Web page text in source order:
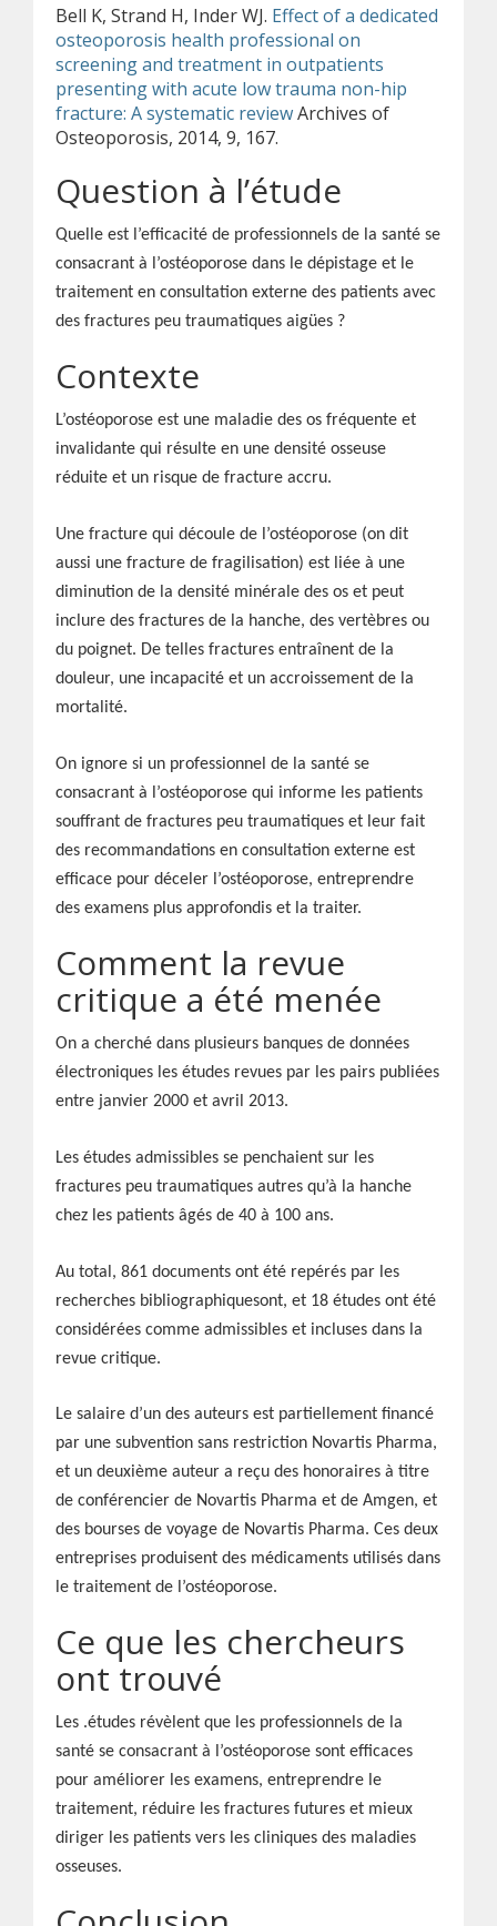
Bell K, Strand H, Inder WJ. Effect of a dedicated
osteoporosis health professional on
screening and treatment in outpatients
presenting with acute low trauma non-hip
fracture: A systematic reviewArchives of
Osteoporosis, 2014, 9, 167.
Question à l’étude
Quelle est l’efficacité de professionnels de la santé se
consacrant à l’ostéoporose dans le dépistage et le
traitement en consultation externe des patients avec
des fractures peu traumatiques aigües ?
Contexte
L’ostéoporose est une maladie des os fréquente et
invalidante qui résulte en une densité osseuse
réduite et un risque de fracture accru.
Une fracture qui découle de l’ostéoporose (on dit
aussi une fracture de fragilisation) est liée à une
diminution de la densité minérale des os et peut
inclure des fractures de la hanche, des vertèbres ou
du poignet. De telles fractures entraînent de la
douleur, une incapacité et un accroissement de la
mortalité.
On ignore si un professionnel de la santé se
consacrant à l’ostéoporose qui informe les patients
souffrant de fractures peu traumatiques et leur fait
des recommandations en consultation externe est
efficace pour déceler l’ostéoporose, entreprendre
des examens plus approfondis et la traiter.
Comment la revue
critique a été menée
On a cherché dans plusieurs banques de données
électroniques les études revues par les pairs publiées
entre janvier 2000 et avril 2013.
Les études admissibles se penchaient sur les
fractures peu traumatiques autres qu’à la hanche
chez les patients âgés de 40 à 100 ans.
Au total, 861 documents ont été repérés par les
recherches bibliographiquesont, et 18 études ont été
considérées comme admissibles et incluses dans la
revue critique.
Le salaire d’un des auteurs est partiellement financé
par une subvention sans restriction Novartis Pharma,
et un deuxième auteur a reçu des honoraires à titre
de conférencier de Novartis Pharma et de Amgen, et
des bourses de voyage de Novartis Pharma. Ces deux
entreprises produisent des médicaments utilisés dans
le traitement de l’ostéoporose.
Ce que les chercheurs
ont trouvé
Les .études révèlent que les professionnels de la
santé se consacrant à l’ostéoporose sont efficaces
pour améliorer les examens, entreprendre le
traitement, réduire les fractures futures et mieux
diriger les patients vers les cliniques des maladies
osseuses.